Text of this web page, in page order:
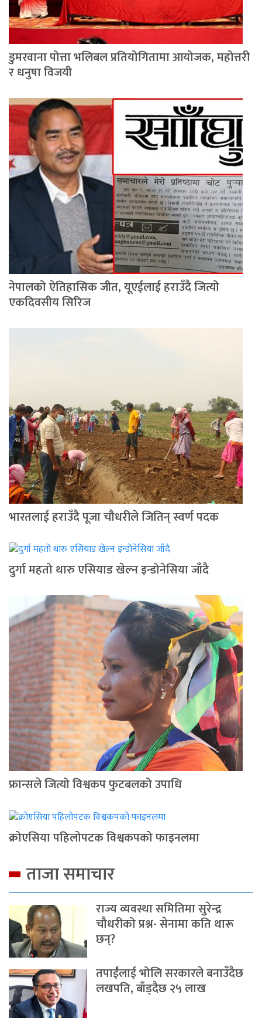
डुमरवाना पोत्ता भलिबल प्रतियोगितामा आयोजक, महोत्तरी
र धनुषा विजयी
नेपालको ऐतिहासिक जीत, यूएईलाई हराउँदै जित्यो
एकदिवसीय सिरिज
भारतलाई हराउँदै पूजा चौधरीले जितिन् स्वर्ण पदक
दुर्गा महतो थारु एसियाड खेल्न इन्डोनेसिया जाँदै
फ्रान्सले जित्यो विश्वकप फुटबलको उपाधि
क्रोएसिया पहिलोपटक विश्वकपको फाइनलमा
ताजा समाचार
राज्य व्यवस्था समितिमा सुरेन्द्र
चौधरीको प्रश्न- सेनामा कति थारू
छन्?
तपाईंलाई भोलि सरकारले बनाउँदैछ
लखपति, बाँड्दैछ २५ लाख